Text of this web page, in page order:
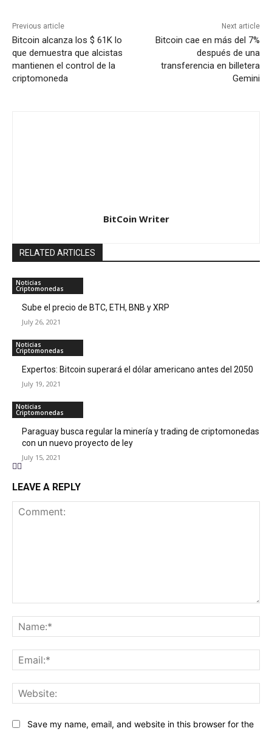
Previous article
Bitcoin alcanza los $ 61K lo
que demuestra que alcistas
mantienen el control de la
criptomoneda
Next article
Bitcoin cae en más del 7%
después de una
transferencia en billetera
Gemini
BitCoin Writer
RELATED ARTICLES
Noticias
Criptomonedas
Sube el precio de BTC, ETH, BNB y XRP
July 26, 2021
Noticias
Criptomonedas
Expertos: Bitcoin superará el dólar americano antes del 2050
July 19, 2021
Noticias
Criptomonedas
Paraguay busca regular la minería y trading de criptomonedas
con un nuevo proyecto de ley
July 15, 2021
LEAVE A REPLY
Save my name, email, and website in this browser for the